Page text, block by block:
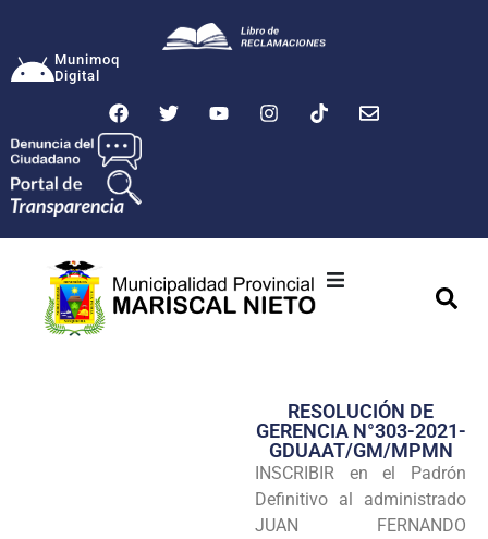
Munimoq
Digital
Transparencia
Seguridad
Programas
RESOLUCIÓN DE
GERENCIA N°303-2021-
GDUAAT/GM/MPMN
INSCRIBIR en el Padrón
Definitivo al administrado
JUAN FERNANDO